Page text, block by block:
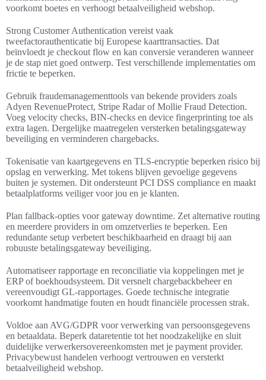
voorkomt boetes en verhoogt betaalveiligheid webshop.
Strong Customer Authentication vereist vaak
tweefactorauthenticatie bij Europese kaarttransacties. Dat
beïnvloedt je checkout flow en kan conversie veranderen wanneer
je de stap niet goed ontwerp. Test verschillende implementaties om
frictie te beperken.
Gebruik fraudemanagementtools van bekende providers zoals
Adyen RevenueProtect, Stripe Radar of Mollie Fraud Detection.
Voeg velocity checks, BIN-checks en device fingerprinting toe als
extra lagen. Dergelijke maatregelen versterken betalingsgateway
beveiliging en verminderen chargebacks.
Tokenisatie van kaartgegevens en TLS-encryptie beperken risico bij
opslag en verwerking. Met tokens blijven gevoelige gegevens
buiten je systemen. Dit ondersteunt PCI DSS compliance en maakt
betaalplatforms veiliger voor jou en je klanten.
Plan fallback-opties voor gateway downtime. Zet alternative routing
en meerdere providers in om omzetverlies te beperken. Een
redundante setup verbetert beschikbaarheid en draagt bij aan
robuuste betalingsgateway beveiliging.
Automatiseer rapportage en reconciliatie via koppelingen met je
ERP of boekhoudsysteem. Dit versnelt chargebackbeheer en
vereenvoudigt GL-rapportages. Goede technische integratie
voorkomt handmatige fouten en houdt financiële processen strak.
Voldoe aan AVG/GDPR voor verwerking van persoonsgegevens
en betaaldata. Beperk dataretentie tot het noodzakelijke en sluit
duidelijke verwerkersovereenkomsten met je payment provider.
Privacybewust handelen verhoogt vertrouwen en versterkt
betaalveiligheid webshop.